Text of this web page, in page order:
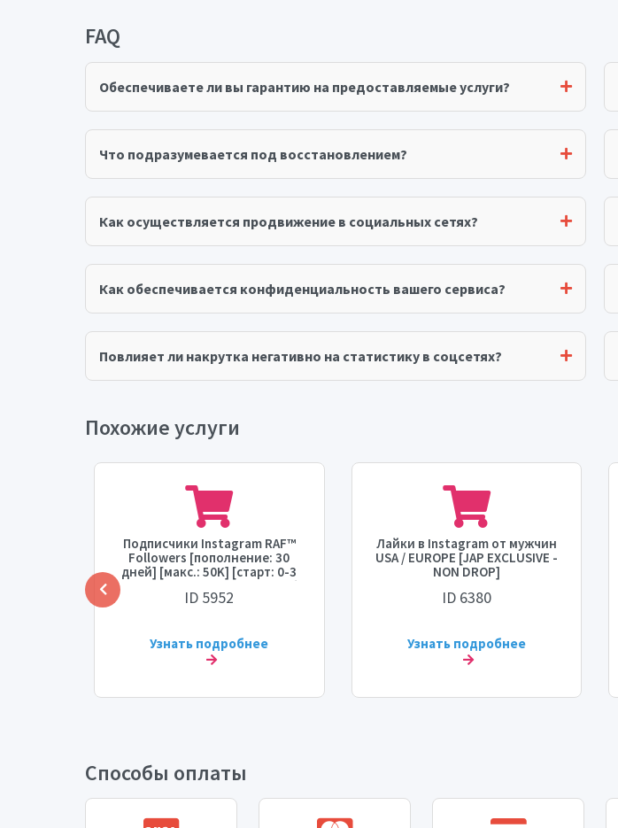
FAQ
Обеспечиваете ли вы гарантию на предоставляемые услуги?
Что подразумевается под восстановлением?
Как осуществляется продвижение в социальных сетях?
Как обеспечивается конфиденциальность вашего сервиса?
Повлияет ли накрутка негативно на статистику в соцсетях?
Похожие услуги
Подписчики Instagram RAF™
Followers [пополнение: 30
дней] [макс.: 50K] [старт: 0-3
часа] [скорость: 3K в день] ⚡
💧
ID 5952
Узнать подробнее
Лайки в Instagram от мужчин
USA / EUROPE [JAP EXCLUSIVE -
NON DROP]
ID 6380
Узнать подробнее
Способы оплаты